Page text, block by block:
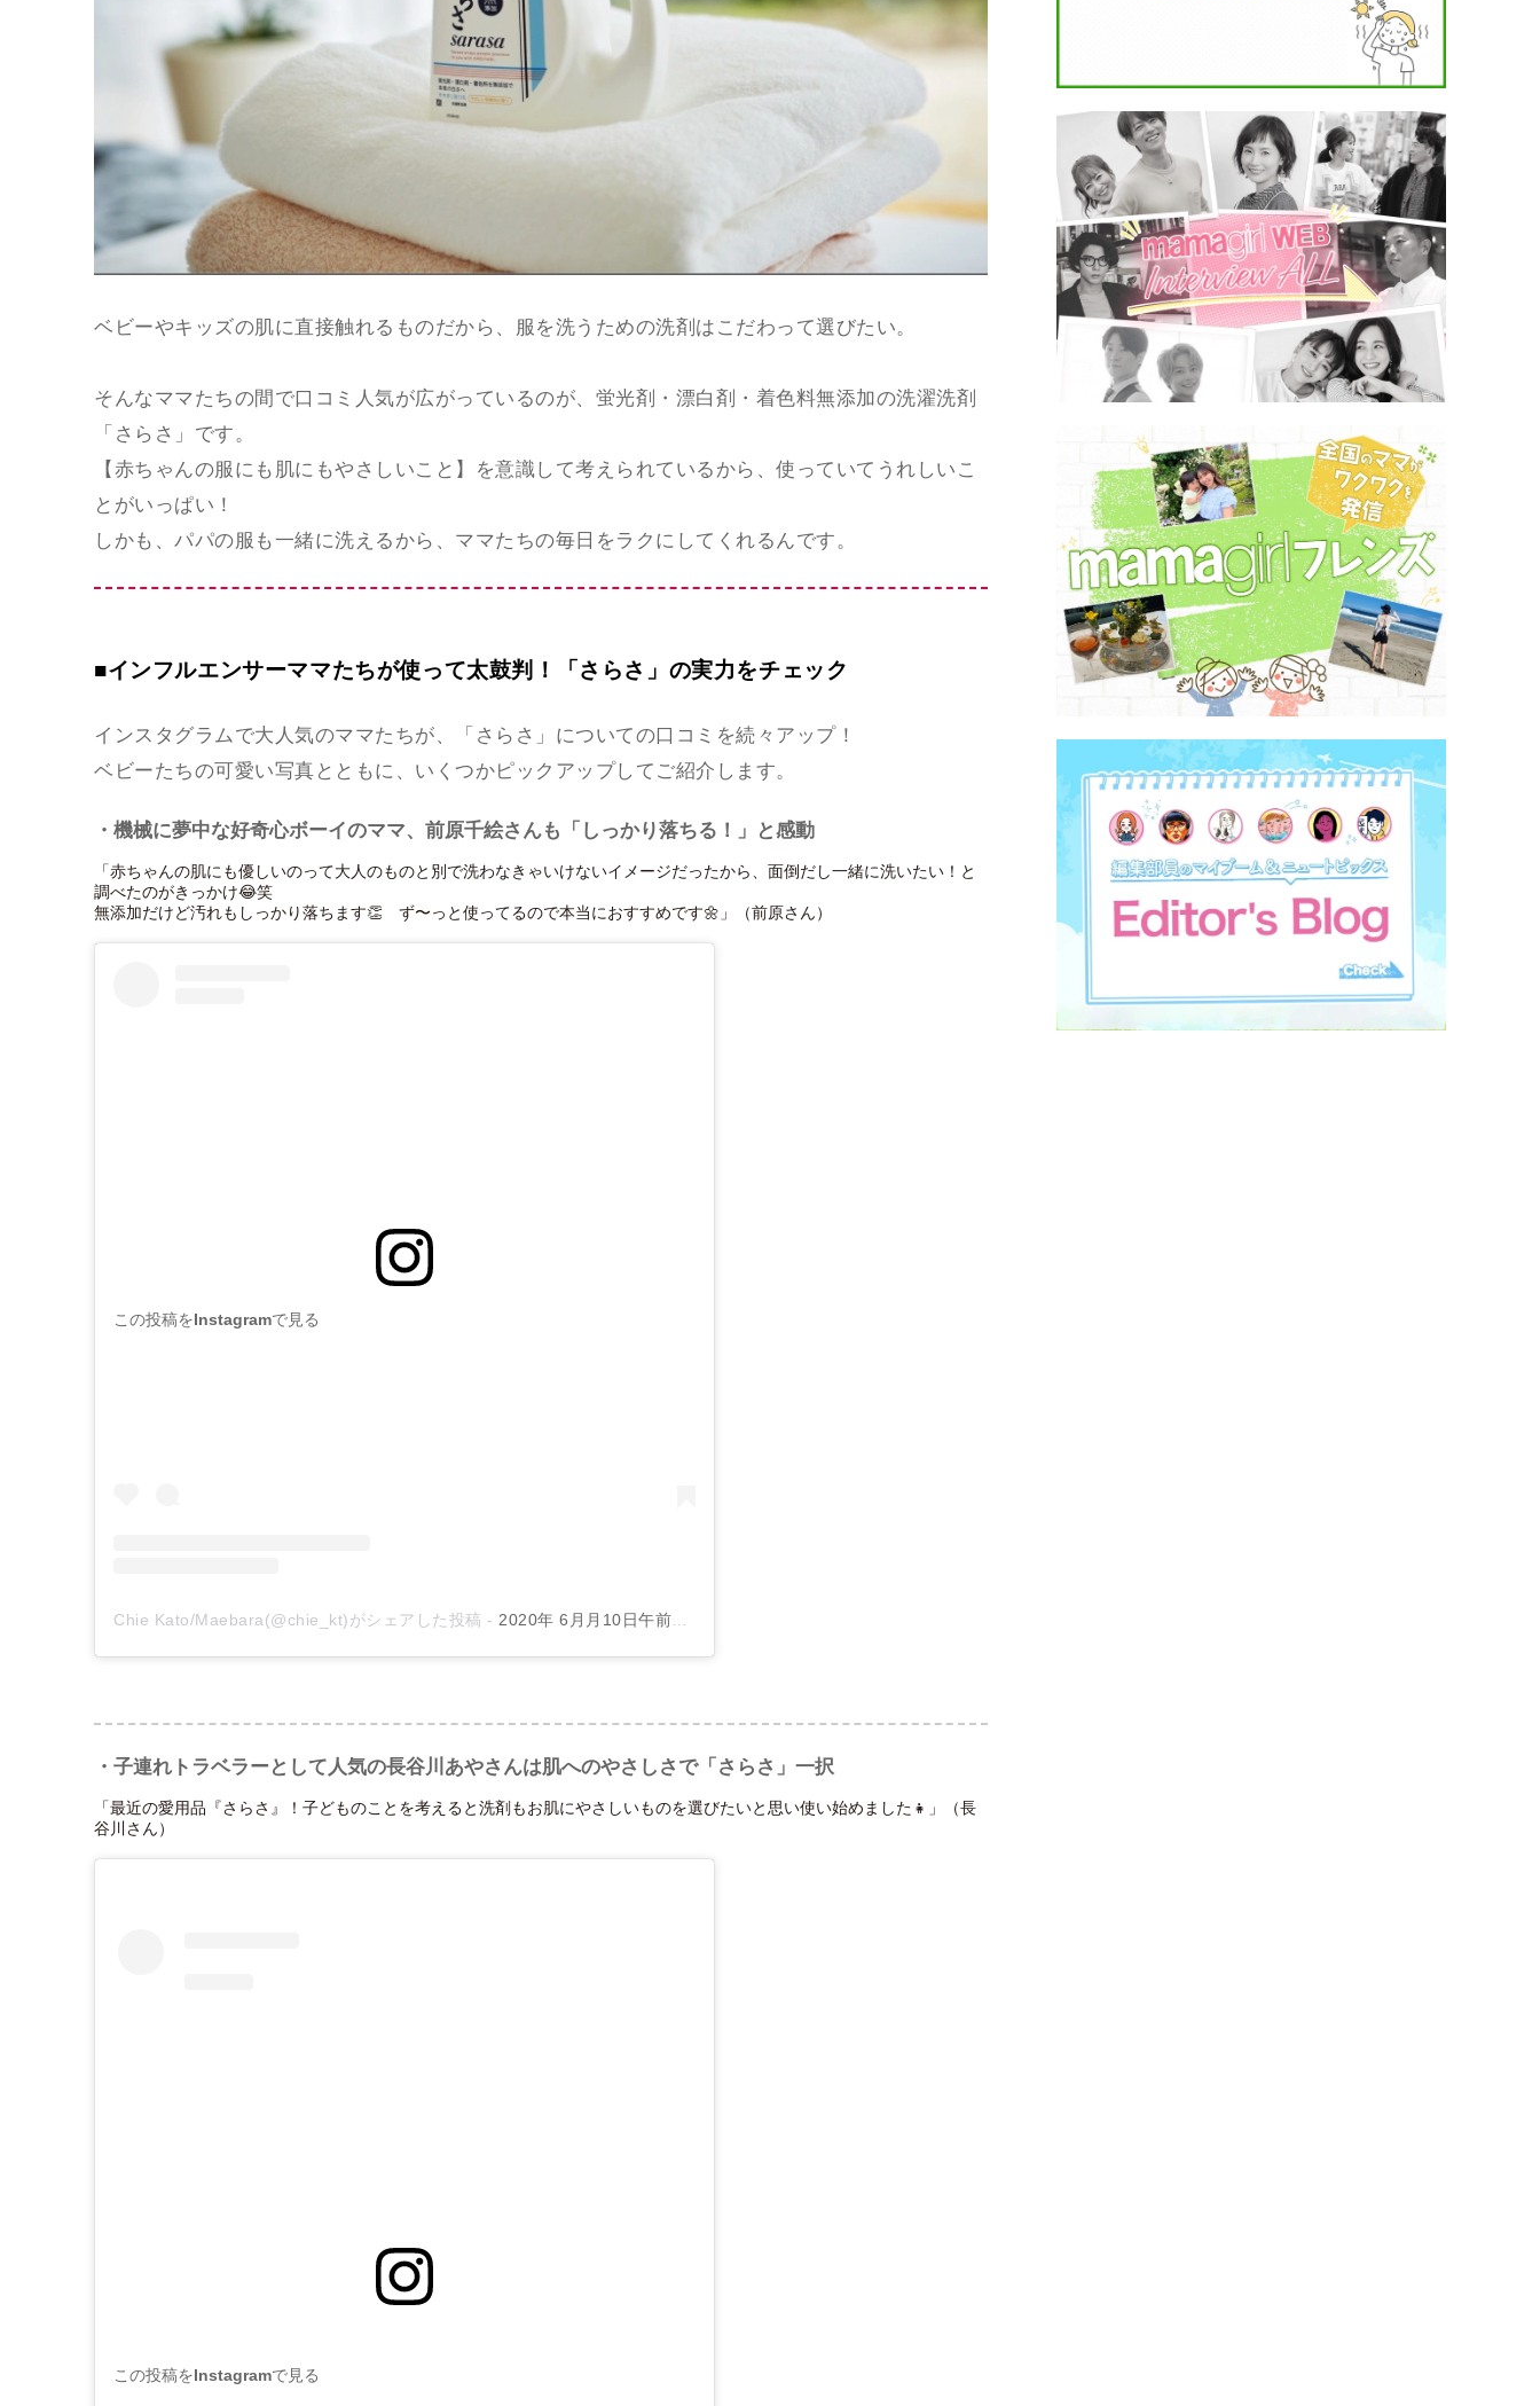
ベビーやキッズの肌に直接触れるものだから、服を洗うための洗剤はこだわって選びたい。
そんなママたちの間で口コミ人気が広がっているのが、蛍光剤・漂白剤・着色料無添加の洗濯洗剤
「さらさ」です。
【赤ちゃんの服にも肌にもやさしいこと】を意識して考えられているから、使っていてうれしいこ
とがいっぱい！
しかも、パパの服も一緒に洗えるから、ママたちの毎日をラクにしてくれるんです。
■インフルエンサーママたちが使って太鼓判！「さらさ」の実力をチェック
インスタグラムで大人気のママたちが、「さらさ」についての口コミを続々アップ！
ベビーたちの可愛い写真とともに、いくつかピックアップしてご紹介します。
・機械に夢中な好奇心ボーイのママ、前原千絵さんも「しっかり落ちる！」と感動
「赤ちゃんの肌にも優しいのって大人のものと別で洗わなきゃいけないイメージだったから、面倒だし一緒に洗いたい！と
調べたのがきっかけ😂笑
無添加だけど汚れもしっかり落ちます👏 ず〜っと使ってるので本当におすすめです🌼」（前原さん）
この投稿をInstagramで見る
Chie Kato/Maebara(@chie_kt)がシェアした投稿 - 2020年 6月月10日午前5時03分PDT
・子連れトラベラーとして人気の長谷川あやさんは肌へのやさしさで「さらさ」一択
「最近の愛用品『さらさ』！子どものことを考えると洗剤もお肌にやさしいものを選びたいと思い使い始めました👧」（長
谷川さん）
この投稿をInstagramで見る